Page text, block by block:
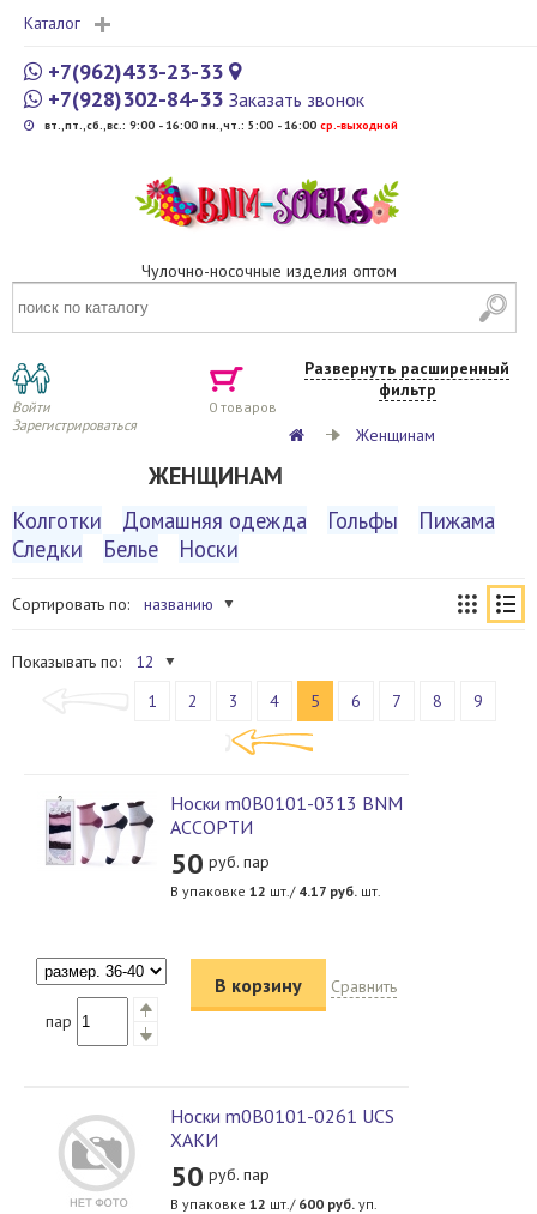
Каталог
+7(962)433-23-33
+7(928)302-84-33 Заказать звонок
вт.,пт.,сб.,вс.: 9:00 - 16:00 пн.,чт.: 5:00 - 16:00 cр.-выходной
Чулочно-носочные изделия оптом
Войти
Зарегистрироваться
0 товаров
Развернуть расширенный
фильтр
Женщинам
ЖЕНЩИНАМ
Колготки Домашняя одежда Гольфы
Пижама
Следки
Белье Носки
Сортировать по: названию
Показывать по: 12
1
2 3 4 5 6 7 8 9
Носки m0B0101-0313 BNM
АССОРТИ
50 руб. пар
В упаковке 12 шт./ 4.17 руб. шт.
пар
В корзину Сравнить
Носки m0B0101-0261 UCS
ХАКИ
50 руб. пар
В упаковке 12 шт./ 600 руб. уп.